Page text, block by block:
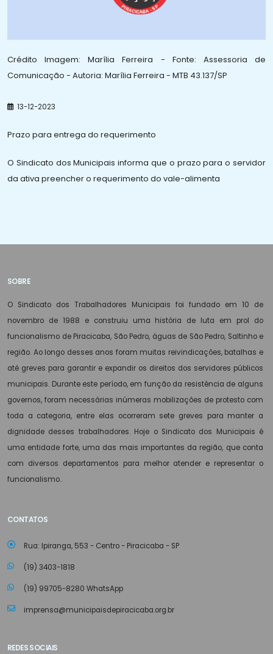
Crédito Imagem: Marília Ferreira - Fonte: Assessoria de
Comunicação - Autoria: Marília Ferreira - MTB 43.137/SP
13-12-2023
Prazo para entrega do requerimento
O Sindicato dos Municipais informa que o prazo para o servidor
da ativa preencher o requerimento do vale-alimenta
SOBRE
O Sindicato dos Trabalhadores Municipais foi fundado em 10 de
novembro de 1988 e construiu uma história de luta em prol do
funcionalismo de Piracicaba, São Pedro, águas de São Pedro, Saltinho e
região. Ao longo desses anos foram muitas reivindicações, batalhas e
até greves para garantir e expandir os direitos dos servidores públicos
municipais. Durante este período, em função da resistência de alguns
governos, foram necessárias inúmeras mobilizações de protesto com
toda a categoria, entre elas ocorreram sete greves para manter a
dignidade desses trabalhadores. Hoje o Sindicato dos Municipais é
uma entidade forte, uma das mais importantes da região, que conta
com diversos departamentos para melhor atender e representar o
funcionalismo..
CONTATOS
Rua: Ipiranga, 553 - Centro - Piracicaba - SP
(19) 3403-1818
(19) 99705-8280 WhatsApp
imprensa@municipaisdepiracicaba.org.br
REDES SOCIAIS